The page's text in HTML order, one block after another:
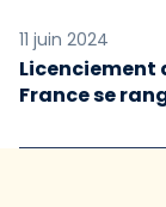
11 juin 2024
Licenciement
France se